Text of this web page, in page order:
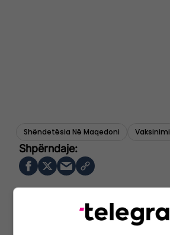
Shëndetësia Në Maqedoni Vaksinimi